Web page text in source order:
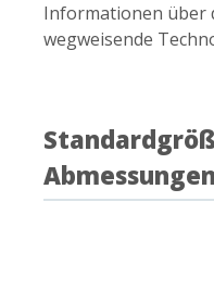
Informationen über
wegweisende
Abmessungen